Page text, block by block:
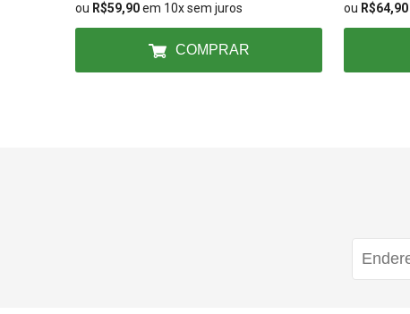
ou R$59,90em 10x sem juros
COMPRAR
ou R$64,90